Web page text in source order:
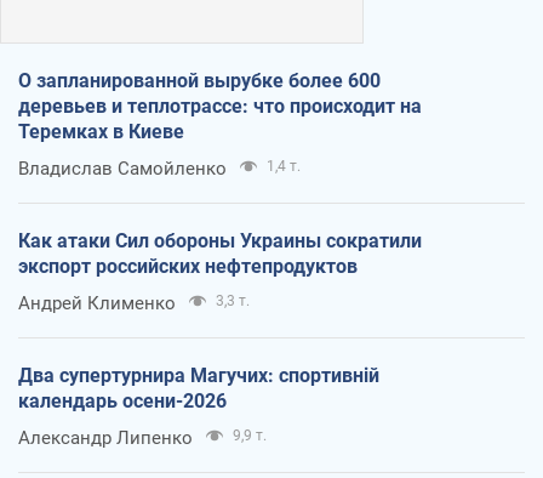
О запланированной вырубке более 600
деревьев и теплотрассе: что происходит на
Теремках в Киеве
Владислав Самойленко 1,4 т.
Как атаки Сил обороны Украины сократили
экспорт российских нефтепродуктов
Андрей Клименко 3,3 т.
Два супертурнира Магучих: спортивній
календарь осени-2026
Александр Липенко 9,9 т.